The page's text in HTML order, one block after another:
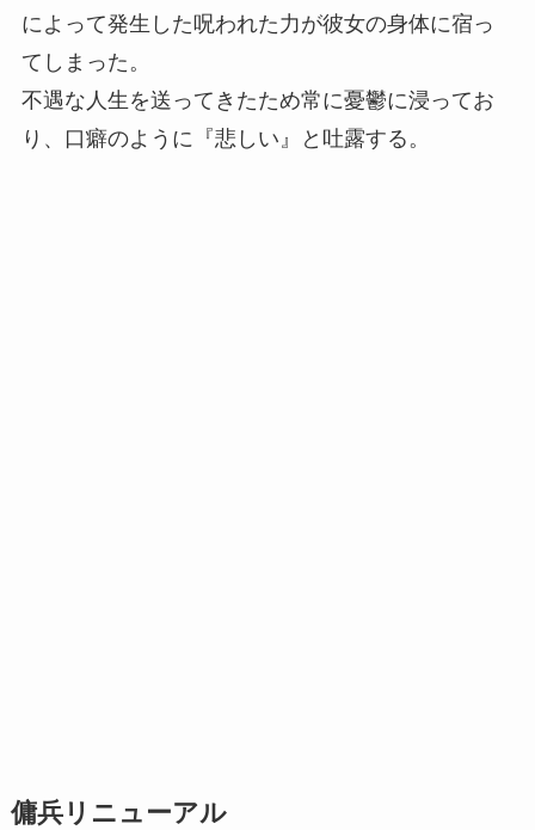
によって発生した呪われた力が彼女の身体に宿っ
てしまった。
不遇な人生を送ってきたため常に憂鬱に浸ってお
り、口癖のように『悲しい』と吐露する。
傭兵リニューアル